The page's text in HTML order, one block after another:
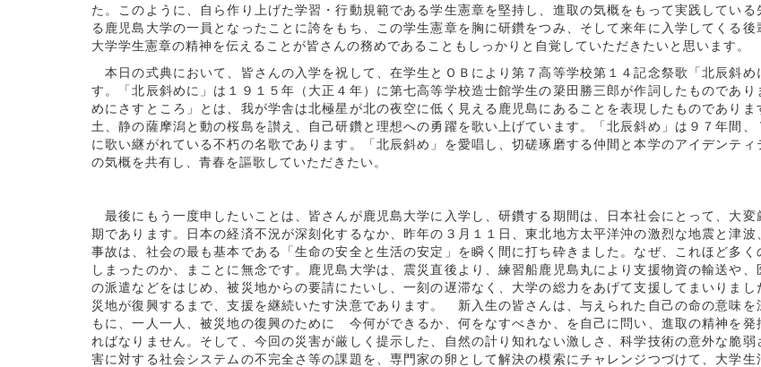
た。このように、自ら作り上げた学習・行動規範である学生憲章を堅持し、進取の気概をもって実践している
る鹿児島大学の一員となったことに誇をもち、この学生憲章を胸に研鑽をつみ、そして来年に入学してくる後
大学学生憲章の精神を伝えることが皆さんの務めであることもしっかりと自覚していただきたいと思います。
本日の式典において、皆さんの入学を祝して、在学生とＯＢにより第７高等学校第１４記念祭歌「北辰斜め
す。「北辰斜めに」は１９１５年（大正４年）に第七高等学校造士館学生の簗田勝三郎が作詞したものであり
めにさすところ」とは、我が学舎は北極星が北の夜空に低く見える鹿児島にあることを表現したものでありま
土、静の薩摩潟と動の桜島を讃え、自己研鑽と理想への勇躍を歌い上げています。「北辰斜め」は９７年間、
に歌い継がれている不朽の名歌であります。「北辰斜め」を愛唱し、切磋琢磨する仲間と本学のアイデンティ
の気概を共有し、青春を謳歌していただきたい。
最後にもう一度申したいことは、皆さんが鹿児島大学に入学し、研鑽する期間は、日本社会にとって、大変
期であります。日本の経済不況が深刻化するなか、昨年の３月１１日、東北地方太平洋沖の激烈な地震と津波
事故は、社会の最も基本である「生命の安全と生活の安定」を瞬く間に打ち砕きました。なぜ、これほど多く
しまったのか、まことに無念です。鹿児島大学は、震災直後より、練習船鹿児島丸により支援物資の輸送や、
の派遣などをはじめ、被災地からの要請にたいし、一刻の遅滞なく、大学の総力をあげて支援してまいりまし
災地が復興するまで、支援を継続いたす決意であります。 新入生の皆さんは、与えられた自己の命の意味を
もに、一人一人、被災地の復興のために 今何ができるか、何をなすべきか、を自己に問い、進取の精神を発
ればなりません。そして、今回の災害が厳しく提示した、自然の計り知れない激しさ、科学技術の意外な脆弱
害に対する社会システムの不完全さ等の課題を、専門家の卵として解決の模索にチャレンジつづけて、大学生